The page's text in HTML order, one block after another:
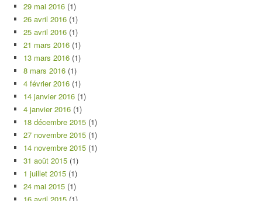
29 mai 2016 (1)
26 avril 2016 (1)
25 avril 2016 (1)
21 mars 2016 (1)
13 mars 2016 (1)
8 mars 2016 (1)
4 février 2016 (1)
14 janvier 2016 (1)
4 janvier 2016 (1)
18 décembre 2015 (1)
27 novembre 2015 (1)
14 novembre 2015 (1)
31 août 2015 (1)
1 juillet 2015 (1)
24 mai 2015 (1)